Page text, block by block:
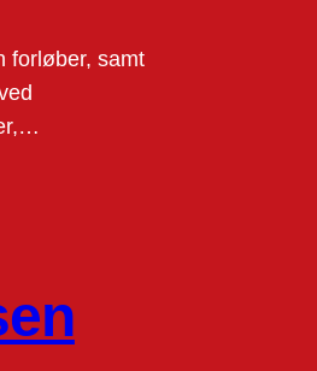
forløber, samt